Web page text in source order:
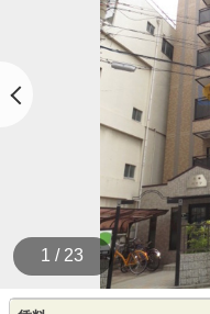
1 / 23